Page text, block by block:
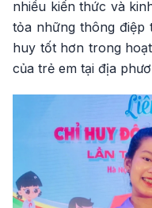
nhiều kiến thức và
tỏa những thông điệp
huy tốt hơn trong
của trẻ em tại địa